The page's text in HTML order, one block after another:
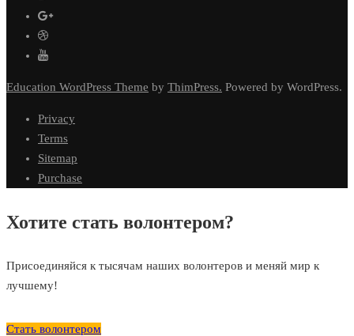
Education WordPress Theme by ThimPress. Powered by WordPress.
Privacy
Terms
Sitemap
Purchase
Хотите стать волонтером?
Присоединяйся к тысячам наших волонтеров и меняй мир к
лучшему!
Стать волонтером